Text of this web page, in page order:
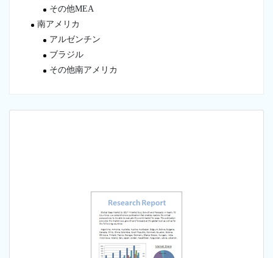
その他MEA
南アメリカ
アルゼンチン
ブラジル
その他南アメリカ